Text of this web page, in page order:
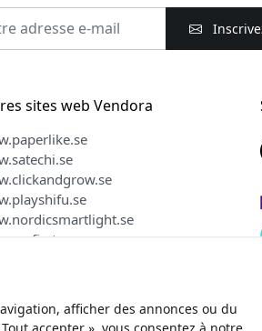
sites web Vendora
afficher des annonces ou du